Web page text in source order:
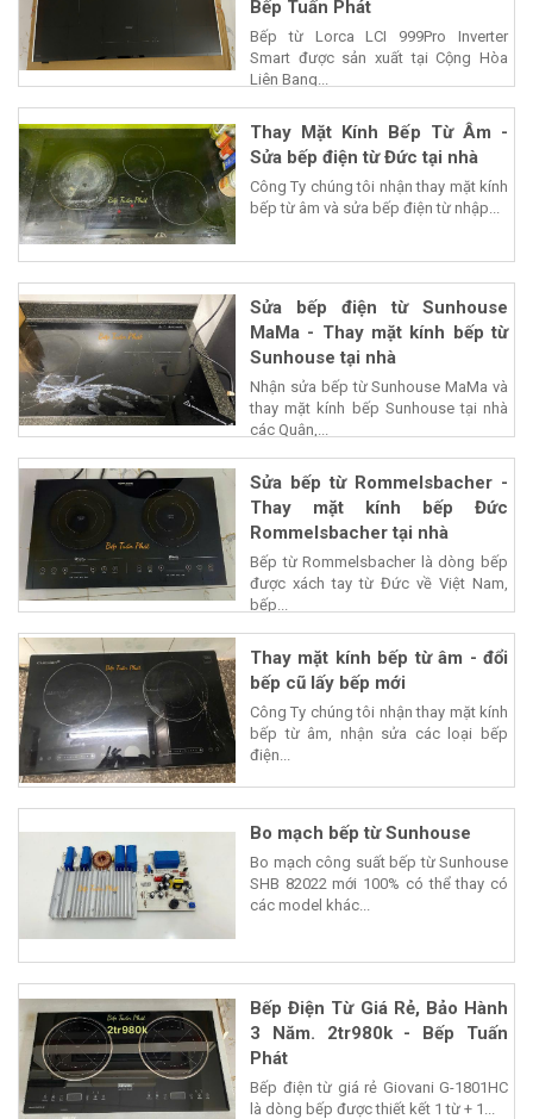
Bếp Tuấn Phát
Bếp từ Lorca LCI 999Pro Inverter
Smart được sản xuất tại Cộng Hòa
Liên Bang...
Thay Mặt Kính Bếp Từ Âm -
Sửa bếp điện từ Đức tại nhà
Công Ty chúng tôi nhận thay mặt kính
bếp từ âm và sửa bếp điện từ nhập...
Sửa bếp điện từ Sunhouse
MaMa - Thay mặt kính bếp từ
Sunhouse tại nhà
Nhận sửa bếp từ Sunhouse MaMa và
thay mặt kính bếp Sunhouse tại nhà
các Quận,...
Sửa bếp từ Rommelsbacher -
Thay mặt kính bếp Đức
Rommelsbacher tại nhà
Bếp từ Rommelsbacher là dòng bếp
được xách tay từ Đức về Việt Nam,
bếp...
Thay mặt kính bếp từ âm - đổi
bếp cũ lấy bếp mới
Công Ty chúng tôi nhận thay mặt kính
bếp từ âm, nhận sửa các loại bếp
điện...
Bo mạch bếp từ Sunhouse
Bo mạch công suất bếp từ Sunhouse
SHB 82022 mới 100% có thể thay có
các model khác...
Bếp Điện Từ Giá Rẻ, Bảo Hành
3 Năm. 2tr980k - Bếp Tuấn
Phát
Bếp điện từ giá rẻ Giovani G-1801HC
là dòng bếp được thiết kết 1 từ + 1...